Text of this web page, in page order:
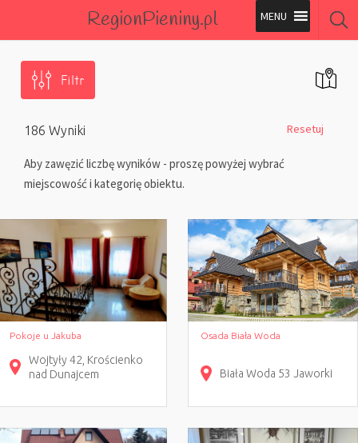
RegionPieniny.pl
Polecane Przez Nas
Wszystkie Obiekty
Wszystkie Obiekty
Filtr
186 Wyniki Resetuj
Aby zawęzić liczbę wyników - proszę powyżej wybrać
miejscowość i kategorię obiektu.
Pokoje u Jakuba
Wojtyły42 Krościenko
nad Dunajcem
Osada Biała Woda
Biała Woda 53 Jaworki